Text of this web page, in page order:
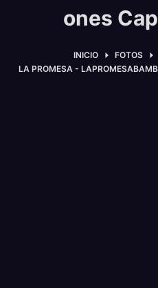
ones
INICIO FOTOS
LA PROMESA -